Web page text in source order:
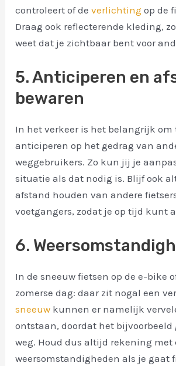
controleert of deverlichting op de
Draag ook reflecterende kleding,
weet dat je zichtbaar bent voor
5. Anticiperen en
bewaren
In het verkeer is het belangrijk om
anticiperen op het gedrag van
weggebruikers. Zo kun jij je
situatie als dat nodig is. Blijf ook
afstand houden van andere
voetgangers, zodat je op tijd kunt
6.
In de sneeuw fietsen op de e-bike
zomerse dag: daar zit nogal een
sneeuw kunnen er namelijk
ontstaan, doordat het bijvoorbeeld
weg. Houd dus altijd rekening met
weersomstandigheden als je gaat